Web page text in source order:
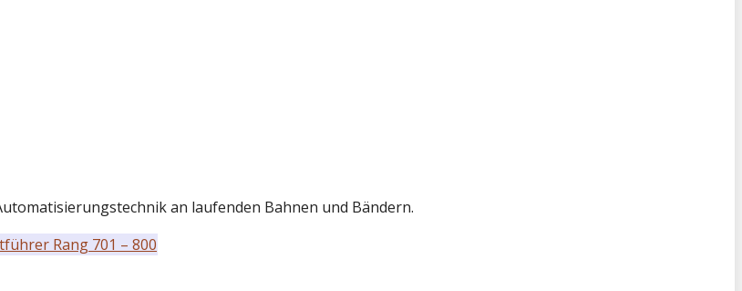
an laufenden Bahnen und Bändern.
Rang 701 – 800